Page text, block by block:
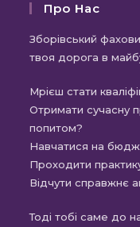
Про Нас
Зборівський
твоя дорога в
Мрієш стати
Отримати сучасну
попитом?
Навчатися на
Проходити
Відчути справжнє
Тоді тобі саме до